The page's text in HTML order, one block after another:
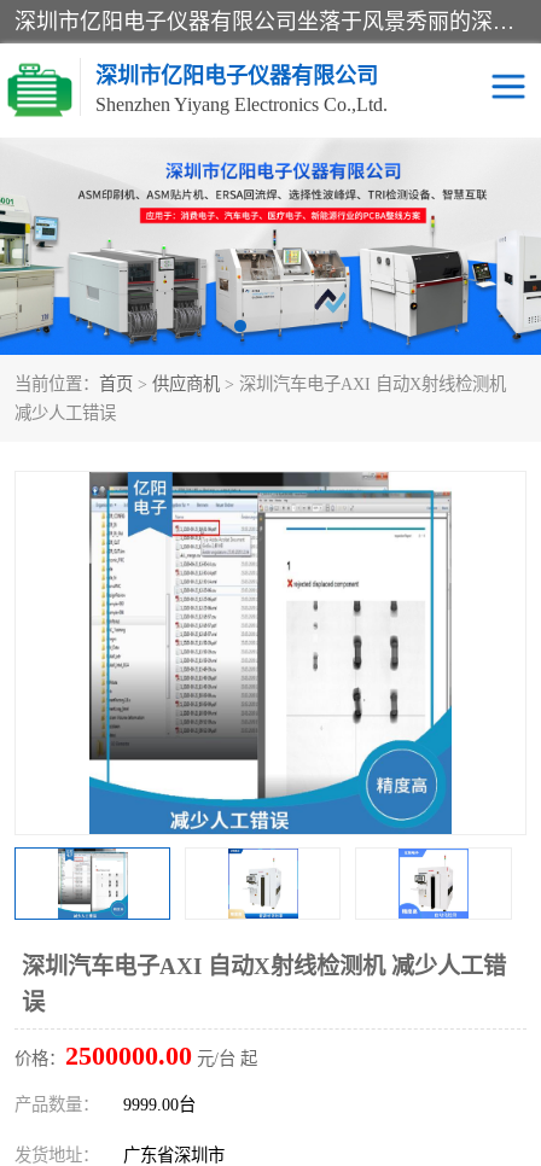
深圳市亿阳电子仪器有限公司坐落于风景秀丽的深圳市光明区，集SMT设备销售务为一体，努力为客户提供电子装配解决方案。与行业**SMT设备厂商：ASM（印刷机，锡膏检查机，贴片机），德国ERSA（爱莎）建立了稳固的代理合作关系，销售的设备一直保持**电子装配行业未来发展方向，能够满足客户各种繁杂产品的生产应用。
深圳市亿阳电子仪器有限公司
Shenzhen Yiyang Electronics Co.,Ltd.
当前位置： 首页 > 供应商机 > 深圳汽车电子AXI 自动X射线检测机
减少人工错误
深圳汽车电子AXI 自动X射线检测机 减少人工错
误
价格： 2500000.00 元/台 起
产品数量： 9999.00台
发货地址： 广东省深圳市
SX全自动高速贴片机 E系列中速贴片机
NeoHorizon全自动锡膏印
刷机
选择性波峰焊
VERSAFLOW-335
回流焊HOTFLOW 3/20e 波峰焊
BGA返修台HR600/2 自动光学检测TR7700QE
TR5001
自动光学检测TR7710 XS全自动高速贴片机
TX 全自动高速贴片机